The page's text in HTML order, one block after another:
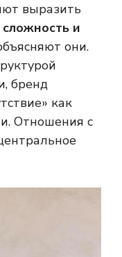
выразить
сложность и
они.
бренд
как
Отношения с